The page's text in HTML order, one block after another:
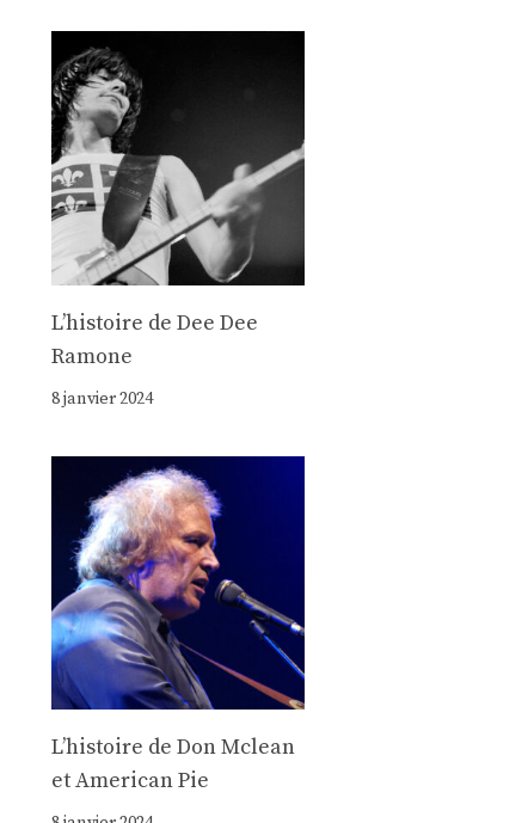
Lʼhistoire de Dee Dee
Ramone
8 janvier 2024
Lʼhistoire de Don Mclean
et American Pie